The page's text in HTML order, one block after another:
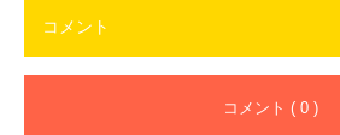
コメント
コメント ( 0 )